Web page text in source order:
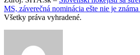
MS, záverečná nominácia ešte nie je
Všetky práva vyhradené.